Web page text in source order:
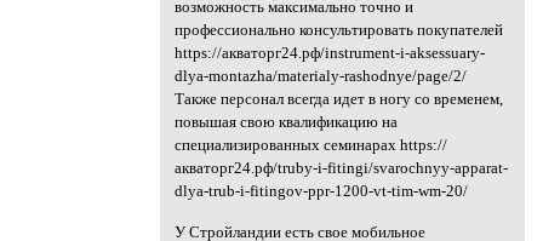
возможность максимально точно и
профессионально консультировать покупателей
https://акваторг24.рф/instrument-i-aksessuary-
dlya-montazha/materialy-rashodnye/page/2/
Также персонал всегда идет в ногу со временем,
повышая свою квалификацию на
специализированных семинарах https://
акваторг24.рф/truby-i-fitingi/svarochnyy-apparat-
dlya-trub-i-fitingov-ppr-1200-vt-tim-wm-20/
У Стройландии есть свое мобильное